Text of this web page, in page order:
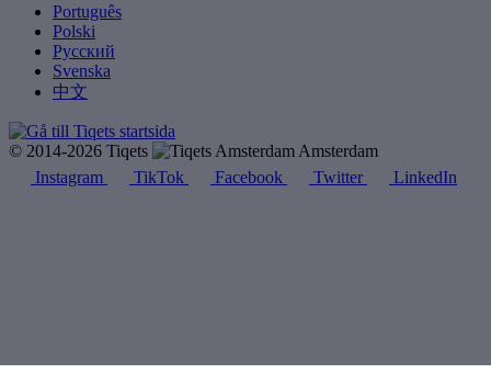
Português
Polski
Русский
Svenska
中文
© 2014-2026 Tiqets
Amsterdam
Instagram
TikTok Facebook Twitter LinkedIn